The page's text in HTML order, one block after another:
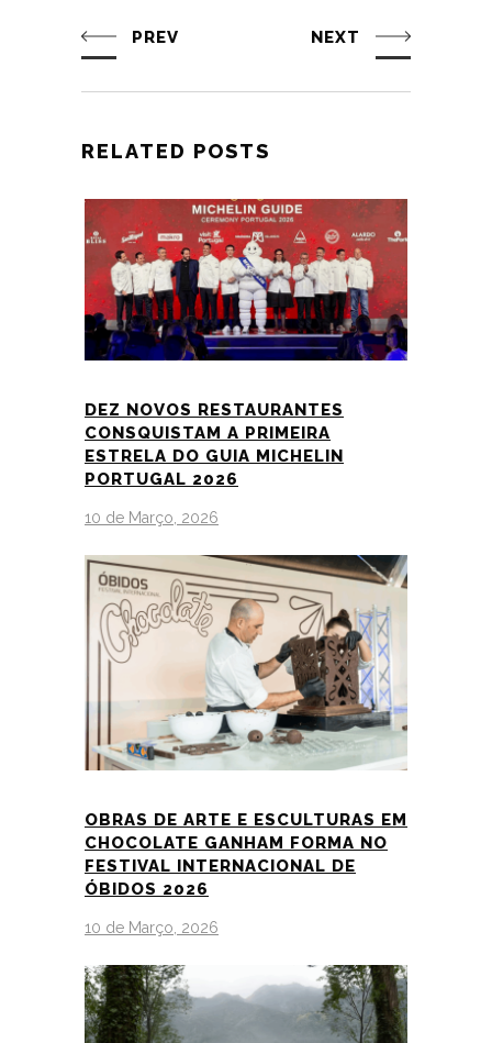
PREV NEXT
RELATED POSTS
DEZ NOVOS RESTAURANTES
CONSQUISTAM A PRIMEIRA
ESTRELA DO GUIA MICHELIN
PORTUGAL 2026
10 de Março, 2026
OBRAS DE ARTE E ESCULTURAS EM
CHOCOLATE GANHAM FORMA NO
FESTIVAL INTERNACIONAL DE
ÓBIDOS 2026
10 de Março, 2026